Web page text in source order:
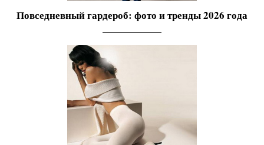
Повседневный гардероб: фото и тренды 2026 года